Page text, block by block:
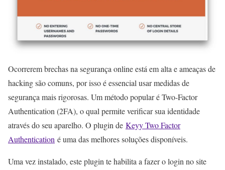
Ocorrerem brechas na segurança online está em alta e ameaças de
hacking são comuns, por isso é essencial usar medidas de
segurança mais rigorosas. Um método popular é Two-Factor
Authentication (2FA), o qual permite verificar sua identidade
através do seu aparelho. O plugin de Keyy Two Factor
Authentication é uma das melhores soluções disponíveis.
Uma vez instalado, este plugin te habilita a fazer o login no site